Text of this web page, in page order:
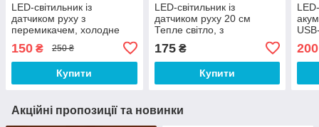
LED-світильник із
датчиком руху з
перемикачем, холодне
світло, з акумулятором від
USB нічник, що
перезаряджається,
автономний
150 ₴ 250 ₴
Купити
LED-світильник із
датчиком руху 20 см
Тепле світло, з
нічник, що
перезаряджається
автономний
175₴
Купити
200
Акційні пропозиції та новинки